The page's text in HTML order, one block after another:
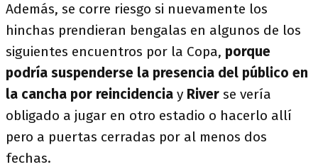
Además, se corre riesgo si nuevamente los
hinchas prendieran bengalas en algunos de los
siguientes encuentros por la Copa, porque
podría suspenderse la presencia del público en
la cancha por reincidencia y River se vería
obligado a jugar en otro estadio o hacerlo allí
pero a puertas cerradas por al menos dos
fechas.